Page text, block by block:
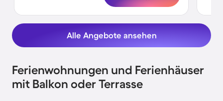
Alle Angebote ansehen
Ferienwohnungen und Ferienhäuser
mit Balkon oder Terrasse